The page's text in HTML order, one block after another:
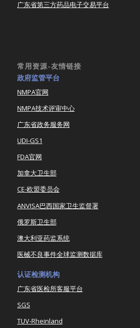
广东省第三方药品电子交易平台
常用资源-友情链接
政府监管平台
NMPA官网
NMPA技术评审中心
广东省政务服务网
UDI-GS1
FDA官网
加拿大卫生部
CE-欧盟委员会
ANVISA巴西国家卫生监督署
俄罗斯卫生部
澳大利亚药监系统
医械不良事件全球监测数据库
认证检测机构
广东省医检所客服平台
SGS
TUV-Rheinland